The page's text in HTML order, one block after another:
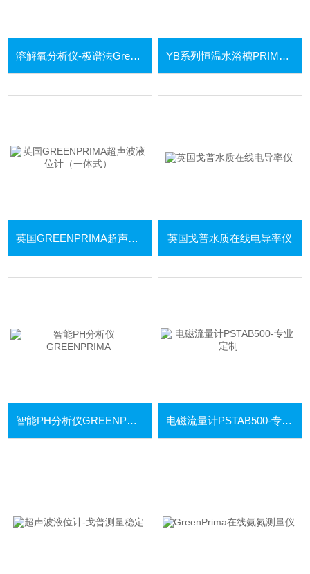
溶解氧分析仪-极谱法GreenPrima YB系列恒温水浴槽PRIMASCI
英国GREENPRIMA超声波液位计（一体式） 英国戈普水质在线电导率仪
智能PH分析仪GREENPRIMA 电磁流量计PSTAB500-专业定制